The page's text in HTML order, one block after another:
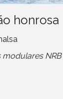
honrosa
modulares NRB